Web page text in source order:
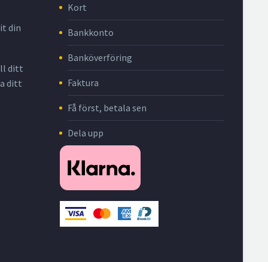
din
ditt
ditt
Kort
Bankkonto
Banköverföring
Faktura
Få först, betala sen
Dela upp